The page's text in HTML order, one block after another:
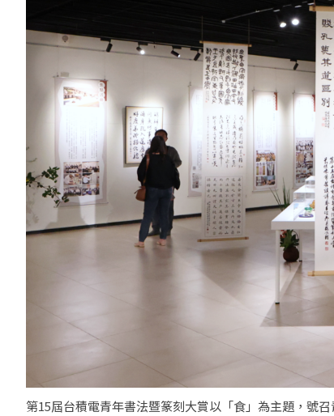
第15屆台積電青年書法暨篆刻大賞以「食」為主題，號